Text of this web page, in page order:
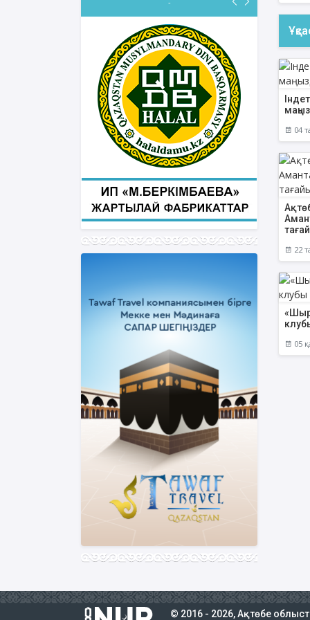
04
22
05
ФИҚҺ ДӘРІСТЕРІ
Нұрбол Смағұлов
""Нұр Ғасыр" облыстық мешітінің
наиб имамы
ТІКЕЛЕЙ ЭФИРДЕ
Аптаның сәрсенбі күндері сағат
21:00 (Ақтөбе уақытымен)
Біздің nur_gasyr Instagram
парақшамызда
© 2016 - 2026, Ақтөбе